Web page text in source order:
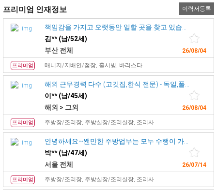
프리미엄 인재정보 이력서등록
26/08/04
책임감을 가지고 오랫동안 일할 곳을 찾고 있습니다.
김** (남/52세)
부산 전체
프리미엄 매니저/지배인/점장, 홀서빙, 바리스타
26/08/04
해외 근무경력 다수 (고깃집,한식 전문) - 독일,폴란드,싱가포르외 여러
이** (남/45세)
해외 > 그외
프리미엄 주방장/조리장, 주방실장/조리실장, 조리사
26/07/14
안녕하세요~왠만한 주방업무는 모두 수행이 가능한 경력직 쉐프입니다.
박** (남/47세)
서울 전체
프리미엄 주방장/조리장, 주방실장/조리실장, 조리사